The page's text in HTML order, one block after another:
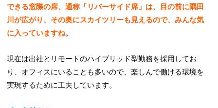
できる窓際の席、通称「リバーサイド席」は、目の前に隅田
川が広がり、その奥にスカイツリーも見えるので、みんな気
に入っていますね。
現在は出社とリモートのハイブリッド型勤務を採用してお
り、オフィスにいることも多いので、楽しんで働ける環境を
実現するために工夫しています。